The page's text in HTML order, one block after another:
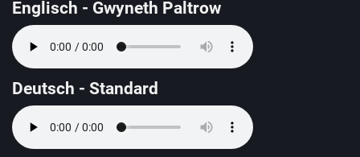
Englisch - Gwyneth Paltrow
Deutsch - Standard